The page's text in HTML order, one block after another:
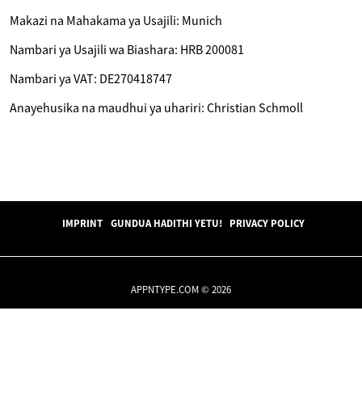
Makazi na Mahakama ya Usajili: Munich
Nambari ya Usajili wa Biashara: HRB 200081
Nambari ya VAT: DE270418747
Anayehusika na maudhui ya uhariri: Christian Schmoll
IMPRINT GUNDUA HADITHI YETU! PRIVACY POLICY
APPNTYPE.COM © 2026